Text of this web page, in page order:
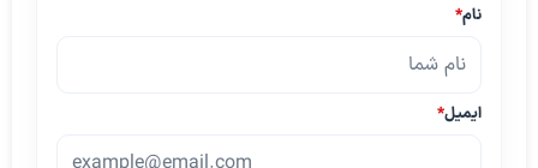
نام*
ایمیل*